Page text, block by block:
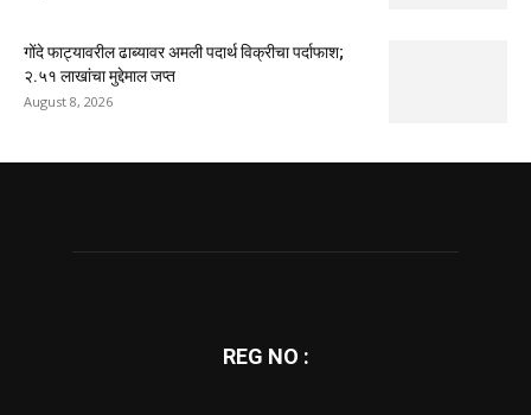
गोंदे फाट्यावरील ढाब्यावर अमली पदार्थ विक्रीचा पर्दाफाश;
२.५१ लाखांचा मुद्देमाल जप्त
August 8, 2026
REG NO :